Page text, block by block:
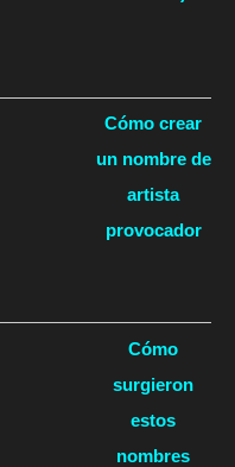
Cómo crear
un nombre de
artista
provocador
Cómo
surgieron
estos
nombres